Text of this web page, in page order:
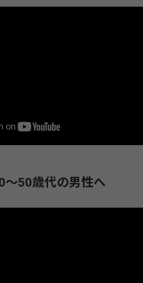
～50歳代の男性へ